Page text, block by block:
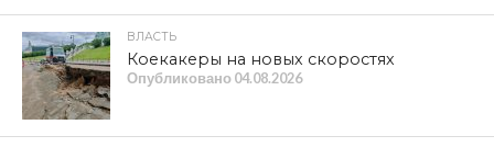
ВЛАСТЬ
Коекакеры на новых скоростях
Опубликовано 04.08.2026